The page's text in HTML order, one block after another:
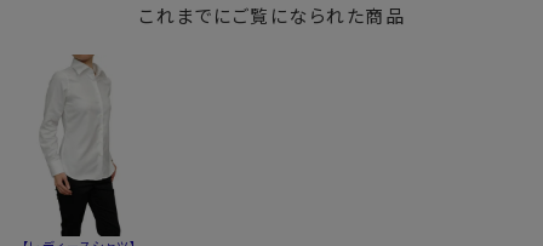
身長： 160cm/ 首回り： 30cm/ 肩幅 ：40cm
バスト： 83cm/ 胴回り： 66cm/ 袖丈： 52cm(肩
から)
▼サイズ選びのポイント
これまでにご覧になられた商品